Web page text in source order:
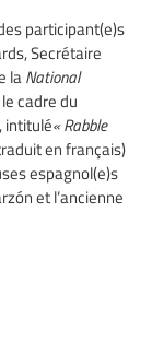
participant(e)s
Secrétaire
la National
cadre du
intitulé« Rabble
en français)
espagnol(e)s
et l’ancienne